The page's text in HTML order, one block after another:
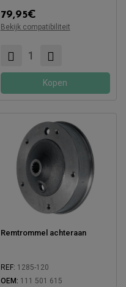
79,95€
Bekijk compatibiliteit
Compatibel met:
Kopen
Remtrommel achteraan
REF: 1285-120
OEM: 111 501 615